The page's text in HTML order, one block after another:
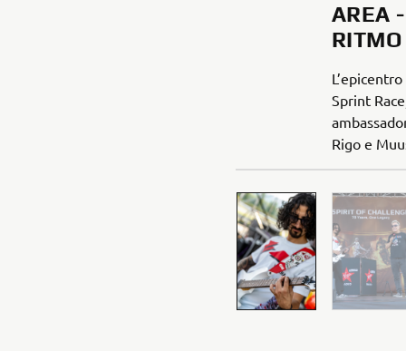
AREA
Sprint
Rigo e